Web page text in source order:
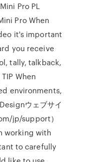
Pro PL
Pro When
it's important
you receive
tally, talkback,
When
environments,
ウェブサイ
jp/support）
working with
to carefully